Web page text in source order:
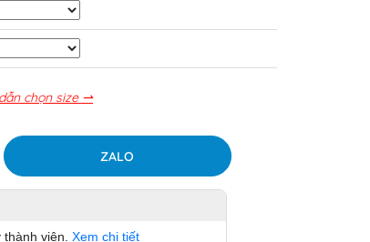
chọn size ⇀
ZALO
viên. Xem chi tiết